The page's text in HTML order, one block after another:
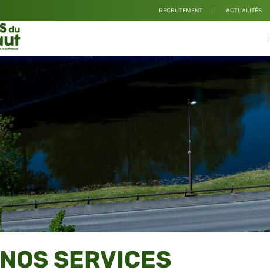
RECRUTEMENT ACTUALITÉS
NOS SERVICES